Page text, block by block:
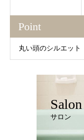
Point
丸い頭のシルエット
Salon
サロン